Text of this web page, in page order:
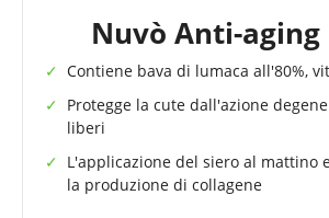
Nuvò Anti-
Contiene bava di lumaca all'80%,
Protegge la cute dall'azione
liberi
L'applicazione del siero al mattino
la produzione di collagene